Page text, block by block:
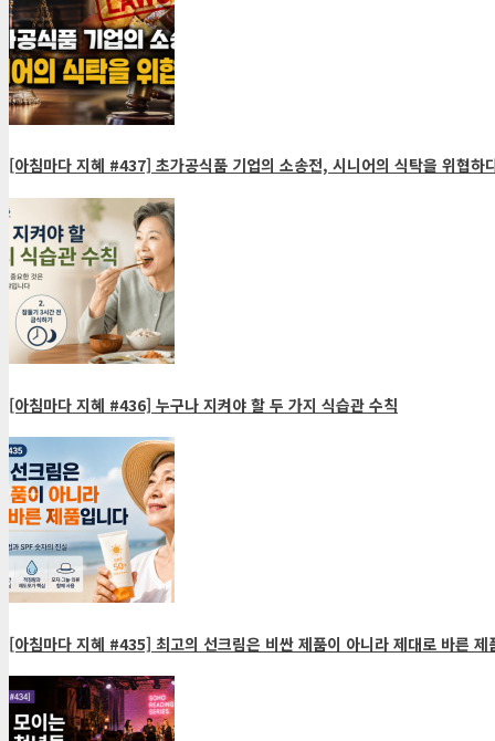
[아침마다 지혜 #437] 초가공식품 기업의 소송전, 시니어의 식탁을 위협하
[아침마다 지혜 #436] 누구나 지켜야 할 두 가지 식습관 수칙
[아침마다 지혜 #435] 최고의 선크림은 비싼 제품이 아니라 제대로 바른 제